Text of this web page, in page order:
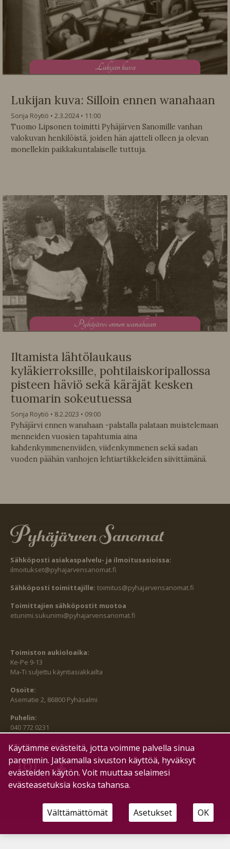
Lukijan kuva
Lukijan kuva: Silloin ennen wanahaan
Sonja Röytiö 2.3.2024
11:00
Tuomo Lipsonen toimitti Pyhäjärven Sanomille vanhan
valokuvan henkilöistä, joiden hän ajatteli olleen ja olevan
monellekin paikkakuntalaiselle tuttuja.
Pyhäjärvi ennen wanahaan
Iltamista lähtölaukaus
kyläkierroksille, pohtilaiskoripallossa
pisteen häviö sekä käräjät kesken
tuomarin sokeutuessa
Sonja Röytiö 8.2.2023
09:00
Pyhäjärvi ennen wanahaan -palstalla palataan muistelemaan
menneiden vuosien tapahtumia aina
kahdenkymmenenviiden, viidenkymmenen sekä sadan
vuoden päähän vanhojen lehtiartikkeleiden siivittämänä.
Sähköposti asiakaspalvelu- ja ilmoitusasioissa:
ilmoitukset@pyhajarvensanomat.fi
Sähköposti toimittajille: toimitus@pyhajarvensanomat.fi
Toimittajien sähköpostit muotoa
etunimi.sukunimi@pyhajarvensanomat.fi
Toimiston aukioloaika:
Ke-Pe 9-13
Ma-Ti suljettu käyntiasiakkailta
Osoite:
Asematie 2, 86800 Pyhäsalmi
Puhelin:
040 772 0231
SEURAA MEITÄ MYÖS:
HALLITSE EVÄSTEITÄ
Käytämme evästeitä, jotta voimme palvella sinua
paremmin. Jatkamalla sivuston käyttöä, hyväksyt
evästeiden käytön. Voit muuttaa selaimesi
evästeasetuksia koska tahansa.
Välttämättömät Asetukset OK